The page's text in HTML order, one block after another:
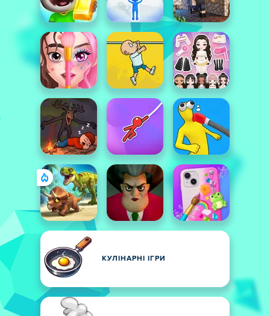
КУЛІНАРНІ ІГРИ